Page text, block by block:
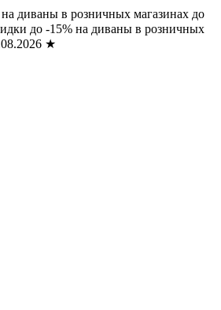
диваны в розничных магазинах до
до -15% на диваны в розничных
★